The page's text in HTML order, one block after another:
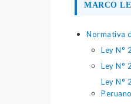
MARCO
Normativa
Ley N°
Ley N°
Ley N°